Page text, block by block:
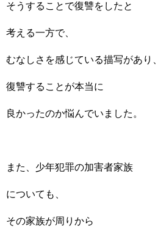
そうすることで復讐をしたと
考える一方で、
むなしさを感じている描写があり、
復讐することが本当に
良かったのか悩んでいました。
また、少年犯罪の加害者家族
についても、
その家族が周りから